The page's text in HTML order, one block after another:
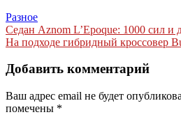
Разное
Навигация
по
записям
Седан Aznom L’Epoque: 1000 сил и
На подходе гибридный кроссовер
Добавить комментарий
Ваш адрес email не будет
помечены *